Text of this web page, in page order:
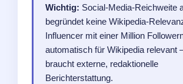
Wichtig: Social-Media-Reichweite
begründet keine Wikipedia-
Influencer mit einer Million
automatisch für Wikipedia relevant
braucht externe, redaktionelle
Berichterstattung.